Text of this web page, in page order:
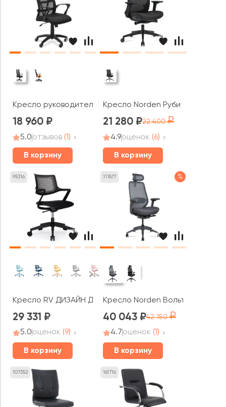
Кресло руководителя Top
18 960
5.0отзывов (1)
В корзину
Кресло Norden Руби блэк /
21 280 22 400
4.9оценок (6)
В корзину
95316
Кресло RV ДИЗАЙН Дрим / Dream (B2202)
29 331
5.0оценок (9)
В корзину
117677 %
Кресло Norden Вольта / Volta
40 043 42 150
4.7оценок (1)
В корзину
107352 161716